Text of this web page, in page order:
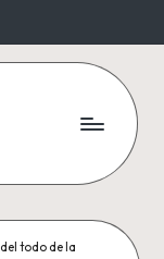
todo de la